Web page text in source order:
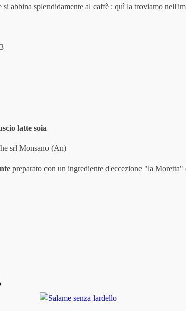
si abbina splendidamente al caffè : quì la troviamo
latte soia
srl Monsano (An)
preparato con un ingrediente d'eccezione "la Moretta"